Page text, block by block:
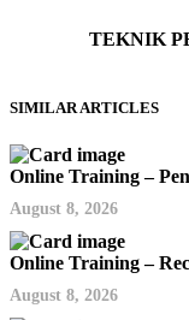
TEKNIK
SIMILAR ARTICLES
Online Training –
August 8, 2026
Online Training –
August 8, 2026